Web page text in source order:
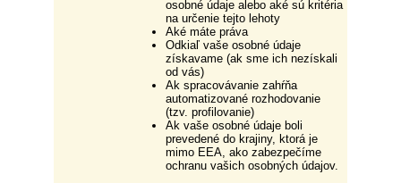
osobné údaje alebo aké sú kritéria
na určenie tejto lehoty
Aké máte práva
Odkiaľ vaše osobné údaje
získavame (ak sme ich nezískali
od vás)
Ak spracovávanie zahŕňa
automatizované rozhodovanie
(tzv. profilovanie)
Ak vaše osobné údaje boli
prevedené do krajiny, ktorá je
mimo EEA, ako zabezpečíme
ochranu vašich osobných údajov.